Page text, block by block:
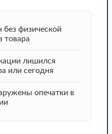
физической
товара
лишился
или сегодня
опечатки в